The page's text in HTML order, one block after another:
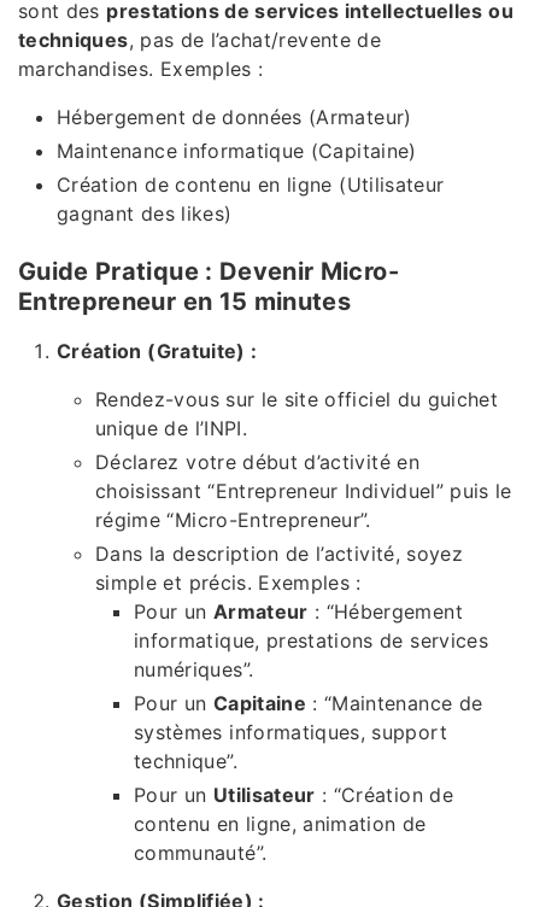
sont des prestations de services intellectuelles ou
techniques, pas de l’achat/revente de
marchandises. Exemples :
Hébergement de données (Armateur)
Maintenance informatique (Capitaine)
Création de contenu en ligne (Utilisateur
gagnant des likes)
Guide Pratique : Devenir Micro-
Entrepreneur en 15 minutes
Création (Gratuite) :
Rendez-vous sur le site officiel du guichet
unique de l’INPI.
Déclarez votre début d’activité en
choisissant “Entrepreneur Individuel” puis le
régime “Micro-Entrepreneur”.
Dans la description de l’activité, soyez
simple et précis. Exemples :
Pour un Armateur : “Hébergement
informatique, prestations de services
numériques”.
Pour un Capitaine : “Maintenance de
systèmes informatiques, support
technique”.
Pour un Utilisateur : “Création de
contenu en ligne, animation de
communauté”.
Gestion (Simplifiée) :